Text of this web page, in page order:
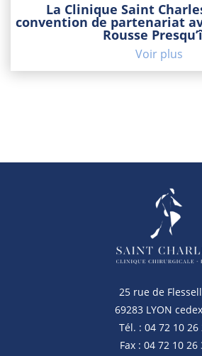
La Clinique Saint
convention de partenariat
Rousse
Voir plus
25 rue de
69283 LYON
Tél. : 04 72 10 26
Fax : 04 72 10 26